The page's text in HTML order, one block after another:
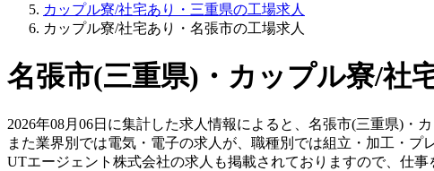
カップル寮/社宅あり・三重県の工場求人
カップル寮/社宅あり・名張市の工場求人
名張市(三重県)・カップル寮/社
2026年08月06日に集計した求人情報によると、名張市(三重県)・
また業界別では電気・電子の求人が、職種別では組立・加工・プ
UTエージェント株式会社の求人も掲載されておりますので、仕事